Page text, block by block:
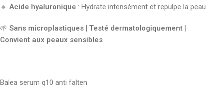
🔸 Acide hyaluronique : Hydrate intensément et repulpe la peau
🌱 Sans microplastiques | Testé dermatologiquement |
Convient aux peaux sensibles
Balea serum q10 anti falten